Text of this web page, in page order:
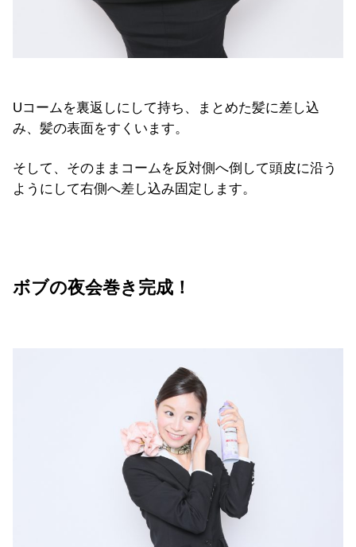
Uコームを裏返しにして持ち、まとめた髪に差し込
み、髪の表面をすくいます。
そして、そのままコームを反対側へ倒して頭皮に沿う
ようにして右側へ差し込み固定します。
ボブの夜会巻き完成！